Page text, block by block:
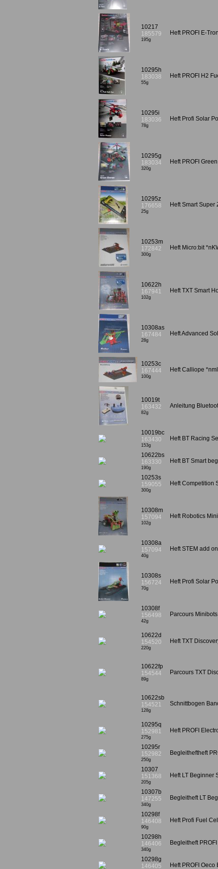
10217
185579
195g
Heft PROFI E-
10295h
183038
55g
Heft PROFI H2
10295i
183036
78g
Heft Profi Solar
10295g
183034
320g
Heft PROFI
10295z
176658
25g
Heft Smart Super
10253m
172842
300g
Heft Micro:bit
10622h
167941
102g
Heft TXT Smart
10308as
167484
28g
Heft Advanced
10253c
167444
100g
Heft Calliope *nml
10019t
163432
82g
Anleitung
10019bc
163430
153g
Heft BT Racing
10622bs
163330
190g
Heft BT Smart
10253s
159055
300g
Heft Competition
10308m
157094
102g
Heft Robotics
10308a
157094
40g
Heft STEM add
10308s
156724
70g
Heft Profi Solar
10308f
156498
42g
Parcours
10622d
154520
220g
Heft TXT
10622fp
154544
89g
Parcours TXT
10622sb
154521
128g
Schnittbogen
10295q
152981
275g
Heft PROFI
10295r
152982
250g
Begleitheftheft
10307
151368
205g
Heft LT Beginner
10307b
147255
340g
Begleitheft LT
10298f
146408
90g
Heft Profi Fuel
10298h
146406
340g
Begleitheft
10298g
146405
Heft PROFI